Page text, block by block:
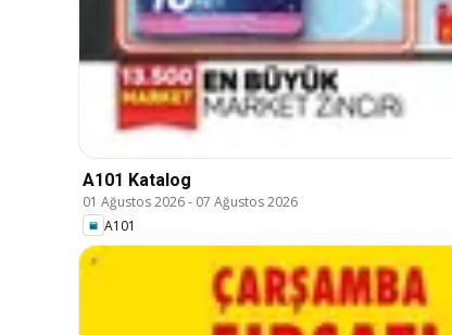
A101 Katalog
01 Ağustos 2026- 07 Ağustos 2026
A101